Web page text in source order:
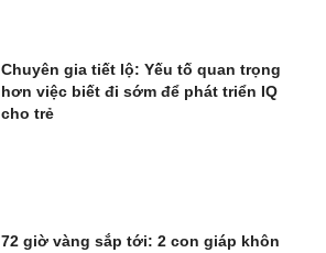
Chuyên gia tiết lộ: Yếu tố quan trọng
hơn việc biết đi sớm để phát triển IQ
cho trẻ
72 giờ vàng sắp tới: 2 con giáp khôn